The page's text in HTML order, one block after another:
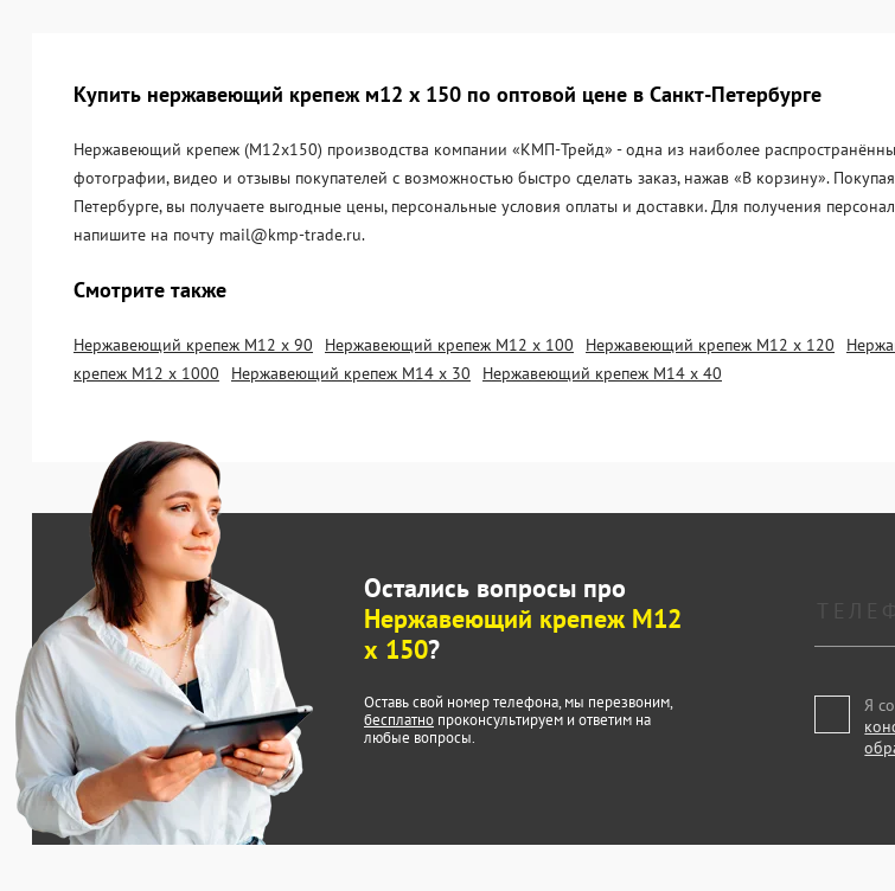
Купить нержавеющий крепеж м12 х 150 по оптовой цене в Санкт-Петербурге
Нержавеющий крепеж (М12х150) производства компании «KМП-Трейд» - одна из наиболее
фотографии, видео и отзывы покупателей с возможностью быстро сделать заказ, нажав «В корзину».
Петербурге, вы получаете выгодные цены, персональные условия оплаты и доставки. Для получения
напишите на почту mail@kmp-trade.ru.
Смотрите также
Нержавеющий крепеж М12 х 90 Нержавеющий крепеж М12 х 100 Нержавеющий крепеж М12 х 120
крепеж М12 х 1000
Нержавеющий крепеж М14 х 30 Нержавеющий крепеж М14 х 40
Остались вопросы про
Нержавеющий крепеж М12
х 150?
Оставь свой номер телефона, мы перезвоним,
бесплатно проконсультируем и ответим на
любые вопросы.
Я